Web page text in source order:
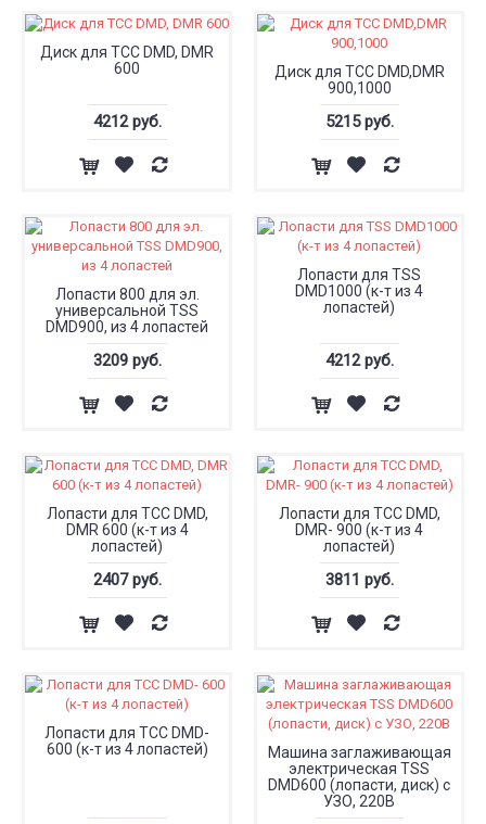
Диск для ТСС DMD, DMR
600
4212 руб.
Диск для ТСС DMD,DMR
900,1000
5215 руб.
Лопасти 800 для эл.
универсальной TSS
DMD900, из 4 лопастей
3209 руб.
Лопасти для TSS
DMD1000 (к-т из 4
лопастей)
4212 руб.
Лопасти для ТСС DMD,
DMR 600 (к-т из 4
лопастей)
2407 руб.
Лопасти для ТСС DMD,
DMR- 900 (к-т из 4
лопастей)
3811 руб.
Лопасти для ТСС DMD-
600 (к-т из 4 лопастей)
Машина заглаживающая
электрическая TSS
DMD600 (лопасти, диск) с
УЗО, 220В